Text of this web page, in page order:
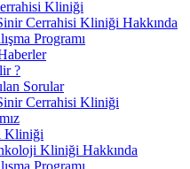
Kliniği
Cerrahisi Kliniği Hakkında
Programı
?
Sorular
Cerrahisi Kliniği
Kliniği
Kliniği Hakkında
Programı